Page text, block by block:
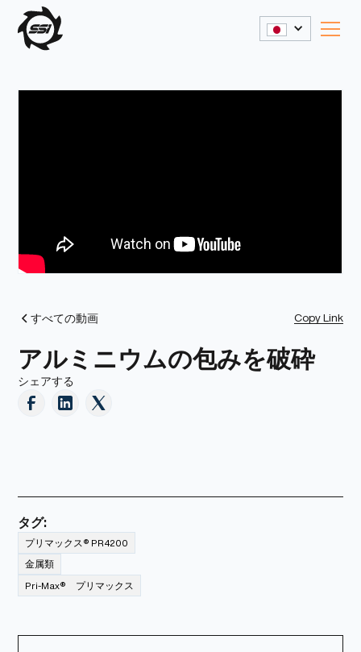
すべての動画 Copy Link
アルミニウムの包みを破砕
シェアする
タグ:
プリマックス® PR4200
金属類
Pri-Max® プリマックス